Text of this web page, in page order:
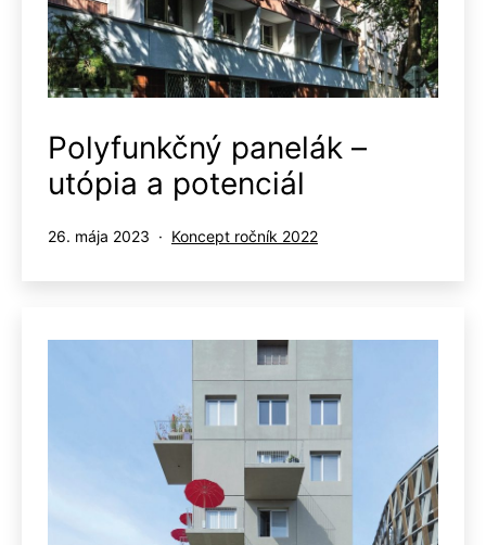
Polyfunkčný panelák –
utópia a potenciál
Publikované
26. mája 2023
Kategorizované
Koncept ročník 2022